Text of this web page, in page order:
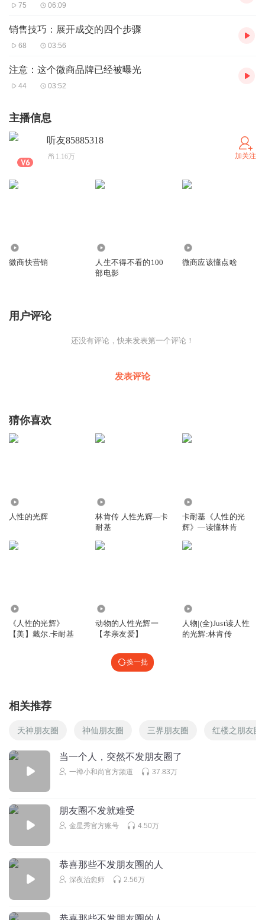
75 06:09
销售技巧：展开成交的四个步骤
68 03:56
注意：这个微商品牌已经被曝光
44 03:52
主播信息
听友85885318
1.16万 加关注
微商快营销
人生不得不看的100
部电影
微商应该懂点啥
用户评论
还没有评论，快来发表第一个评论！
发表评论
猜你喜欢
人性的光辉
林肯传 人性光辉—卡
耐基
卡耐基《人性的光
辉》—读懂林肯
《人性的光辉》
【美】戴尔.卡耐基
动物的人性光辉一
【孝亲友爱】
人物|(全)Just读人性
的光辉:林肯传
换一批
相关推荐
天神朋友圈 神仙朋友圈 三界朋友圈 红楼之朋友圈
当一个人，突然不发朋友圈了
一禅小和尚官方频道 37.83万
朋友圈不发就难受
金星秀官方账号 4.50万
恭喜那些不发朋友圈的人
深夜治愈师 2.56万